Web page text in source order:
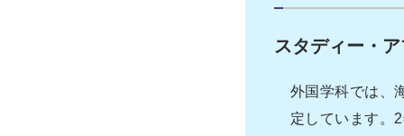
スタディー・
外国学科では、
定しています。